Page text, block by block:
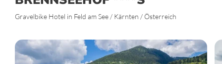
Gravelbike Hotel in Feld am See / Kärnten / Österreich